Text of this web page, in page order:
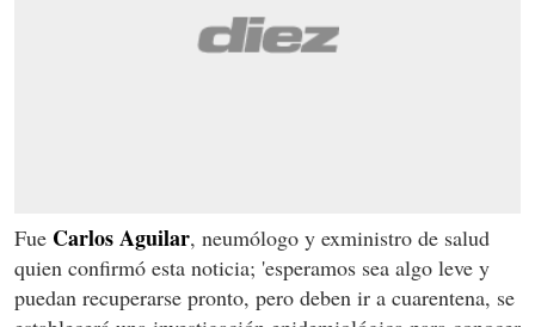
Fue Carlos Aguilar, neumólogo y exministro de salud
quien confirmó esta noticia; 'esperamos sea algo leve y
puedan recuperarse pronto, pero deben ir a cuarentena, se